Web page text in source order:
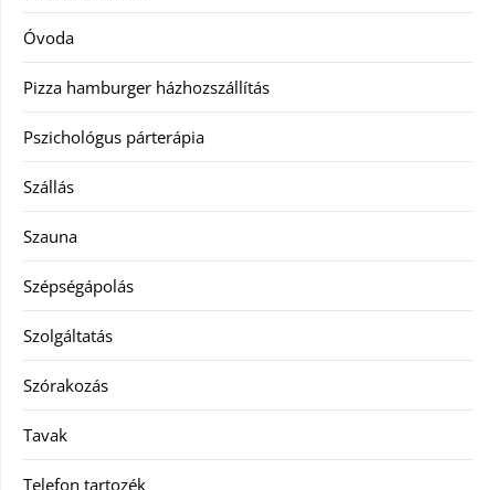
Óvoda
Pizza hamburger házhozszállítás
Pszichológus párterápia
Szállás
Szauna
Szépségápolás
Szolgáltatás
Szórakozás
Tavak
Telefon tartozék